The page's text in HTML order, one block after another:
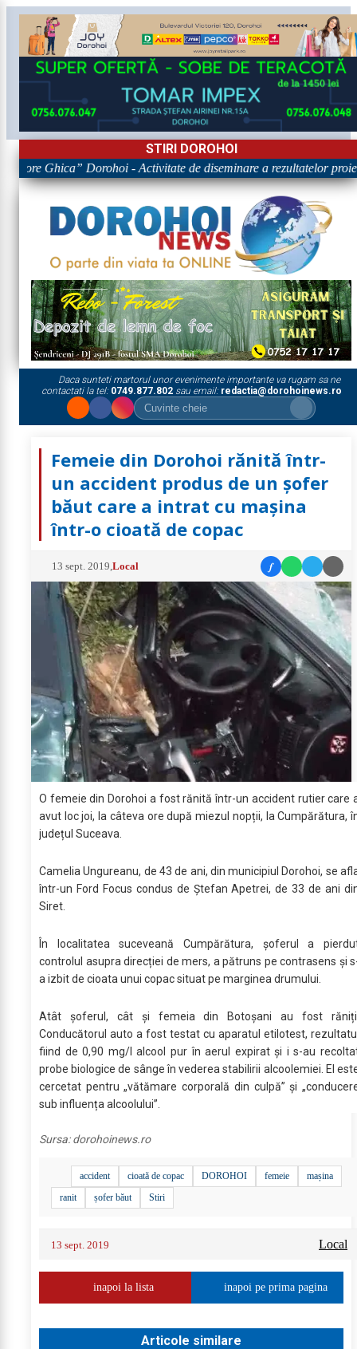
STIRI DOROHOI
Ghica” Dorohoi - Activitate de diseminare a rezultatelor
Daca sunteti martorul unor evenimente importante va rugam sa ne
contactati la tel: 0749.877.802sau email: redactia@dorohoinews.ro
Femeie din Dorohoi rănită într-
un accident produs de un șofer
băut care a intrat cu mașina
într-o cioată de copac
13 sept. 2019 ,Local f
O femeie din Dorohoi a fost rănită într-un accident rutier care
avut loc joi, la câteva ore după miezul nopții, la Cumpărătura,
județul Suceava.
Camelia Ungureanu, de 43 de ani, din municipiul Dorohoi, se
într-un Ford Focus condus de Ștefan Apetrei, de 33 de ani
Siret.
În localitatea suceveană Cumpărătura, șoferul a
controlul asupra direcției de mers, a pătruns pe contrasens și
a izbit de cioata unui copac situat pe marginea drumului.
Atât șoferul, cât și femeia din Botoșani au fost
Conducătorul auto a fost testat cu aparatul etilotest,
fiind de 0,90 mg/l alcool pur în aerul expirat și i s-au
probe biologice de sânge în vederea stabilirii alcoolemiei. El
cercetat pentru „vătămare corporală din culpă” și
sub influența alcoolului”.
Sursa:dorohoinews.ro
accident cioată de copac DOROHOI femeie
mașina
ranit
șofer băut Stiri
13 sept. 2019 Local
inapoi la lista inapoi pe prima pagina
Articole similare